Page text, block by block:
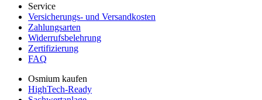
Service
Versicherungs- und Versandkosten
Zahlungsarten
Widerrufsbelehrung
Zertifizierung
FAQ
Osmium kaufen
HighTech-Ready